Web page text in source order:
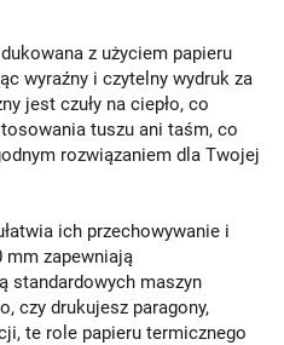
z użyciem papieru
wyraźny i czytelny wydruk za
jest czuły na ciepło, co
tuszu ani taśm, co
rozwiązaniem dla Twojej
ich przechowywanie i
mm zapewniają
standardowych maszyn
czy drukujesz paragony,
te role papieru termicznego